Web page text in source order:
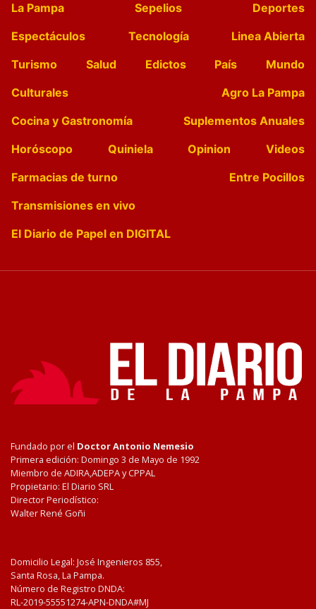
La Pampa Sepelios
Deportes
Espectáculos
Tecnología
Linea Abierta
Turismo
Salud Edictos País
Mundo
Culturales
Agro La Pampa
Cocina y Gastronomía
Suplementos Anuales
Horóscopo
Quiniela Opinion
Videos
Farmacias de turno
Entre Pocillos
Transmisiones en vivo
El Diario de Papel en DIGITAL
Fundado por el Doctor Antonio Nemesio
Primera edición: Domingo 3 de Mayo de 1992
Miembro de ADIRA,ADEPA y CPPAL
Propietario: El Diario SRL
Director Periodístico:
Walter René Goñi
Domicilio Legal: José Ingenieros 855,
Santa Rosa, La Pampa.
Número de Registro DNDA:
RL-2019-55551274-APN-DNDA#MJ